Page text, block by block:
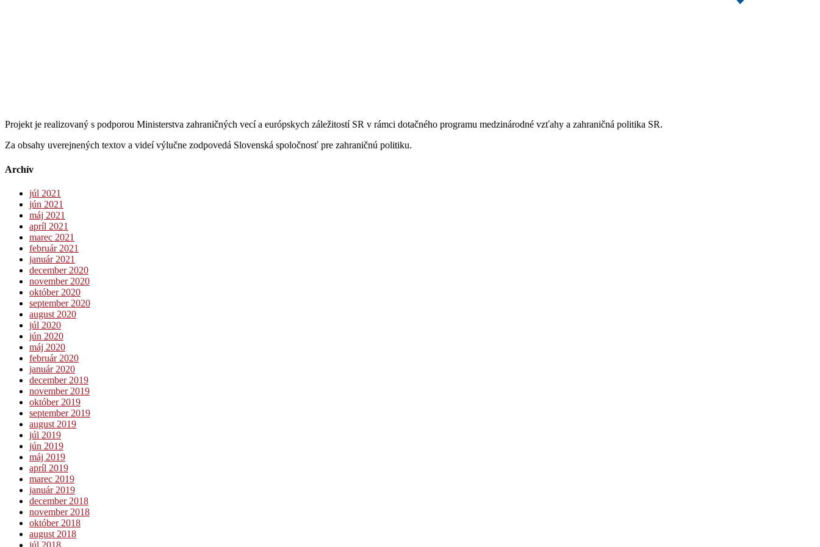
Projekt je realizovaný s podporou Ministerstva zahraničných vecí a európskych záležitostí SR v rámci dotačného programu medzinárodné vzťahy a zahraničná politika SR.
Za obsahy uverejnených textov a videí výlučne zodpovedá Slovenská spoločnosť pre zahraničnú politiku.
Archív
júl 2021
jún 2021
máj 2021
apríl 2021
marec 2021
február 2021
január 2021
december 2020
november 2020
október 2020
september 2020
august 2020
júl 2020
jún 2020
máj 2020
február 2020
január 2020
december 2019
november 2019
október 2019
september 2019
august 2019
júl 2019
jún 2019
máj 2019
apríl 2019
marec 2019
január 2019
december 2018
november 2018
október 2018
august 2018
júl 2018